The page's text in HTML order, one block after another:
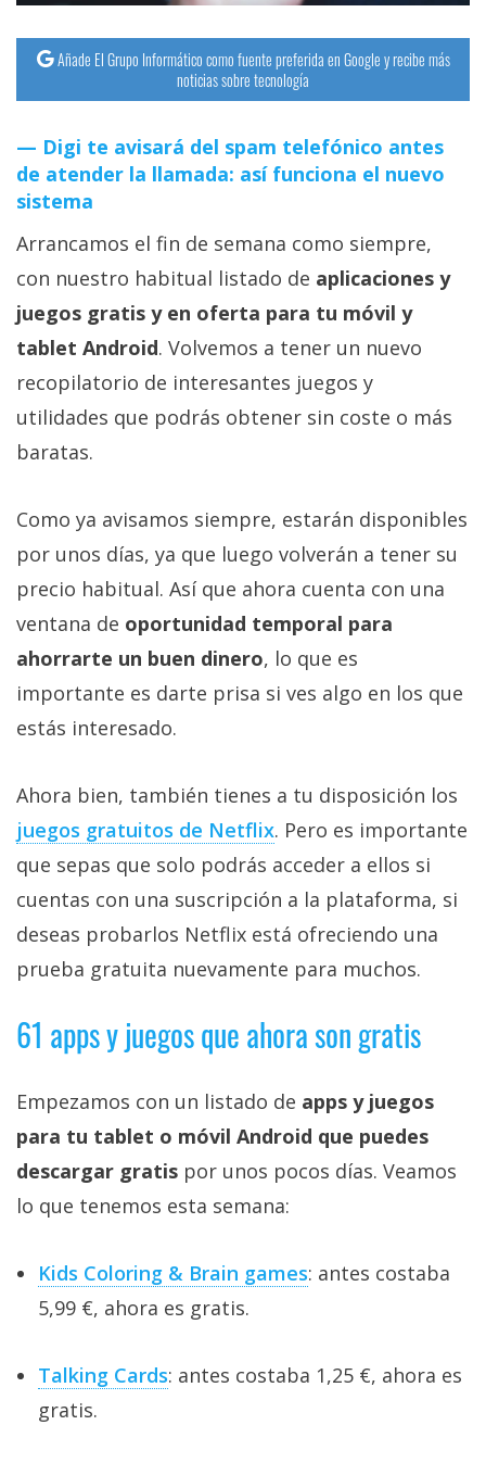
Añade El Grupo Informático como fuente preferida en Google y recibe más
noticias sobre tecnología
Digi te avisará del spam telefónico antes
de atender la llamada: así funciona el nuevo
sistema
Arrancamos el fin de semana como siempre,
con nuestro habitual listado de aplicaciones y
juegos gratis y en oferta para tu móvil y
tablet Android. Volvemos a tener un nuevo
recopilatorio de interesantes juegos y
utilidades que podrás obtener sin coste o más
baratas.
Como ya avisamos siempre, estarán disponibles
por unos días, ya que luego volverán a tener su
precio habitual. Así que ahora cuenta con una
ventana de oportunidad temporal para
ahorrarte un buen dinero, lo que es
importante es darte prisa si ves algo en los que
estás interesado.
Ahora bien, también tienes a tu disposición los
juegos gratuitos de Netflix‎. Pero es importante
que sepas que solo podrás acceder a ellos si
cuentas con una suscripción a la plataforma, si
deseas probarlos Netflix está ofreciendo una
prueba gratuita nuevamente para muchos.
61 apps y juegos que ahora son gratis
Empezamos con un listado de apps y juegos
para tu tablet o móvil Android que puedes
descargar gratis por unos pocos días. Veamos
lo que tenemos esta semana:
Kids Coloring & Brain games: antes costaba
5,99 €, ahora es gratis.
Talking Cards: antes costaba 1,25 €, ahora es
gratis.